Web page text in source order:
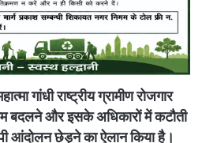
गांधी राष्ट्रीय ग्रामीण रोजगार
बदलने और इसके अधिकारों में कटौती
आंदोलन छेड़ने का ऐलान किया है।